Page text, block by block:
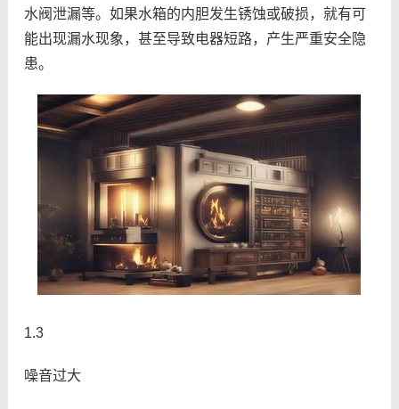
水阀泄漏等。如果水箱的内胆发生锈蚀或破损，就有可
能出现漏水现象，甚至导致电器短路，产生严重安全隐
患。
1.3
噪音过大